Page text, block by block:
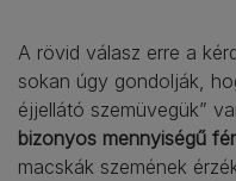
A rövid válasz erre a
sokan úgy gondolják,
éjjellátó szemüvegük”
bizonyos mennyiségű
macskák szemének